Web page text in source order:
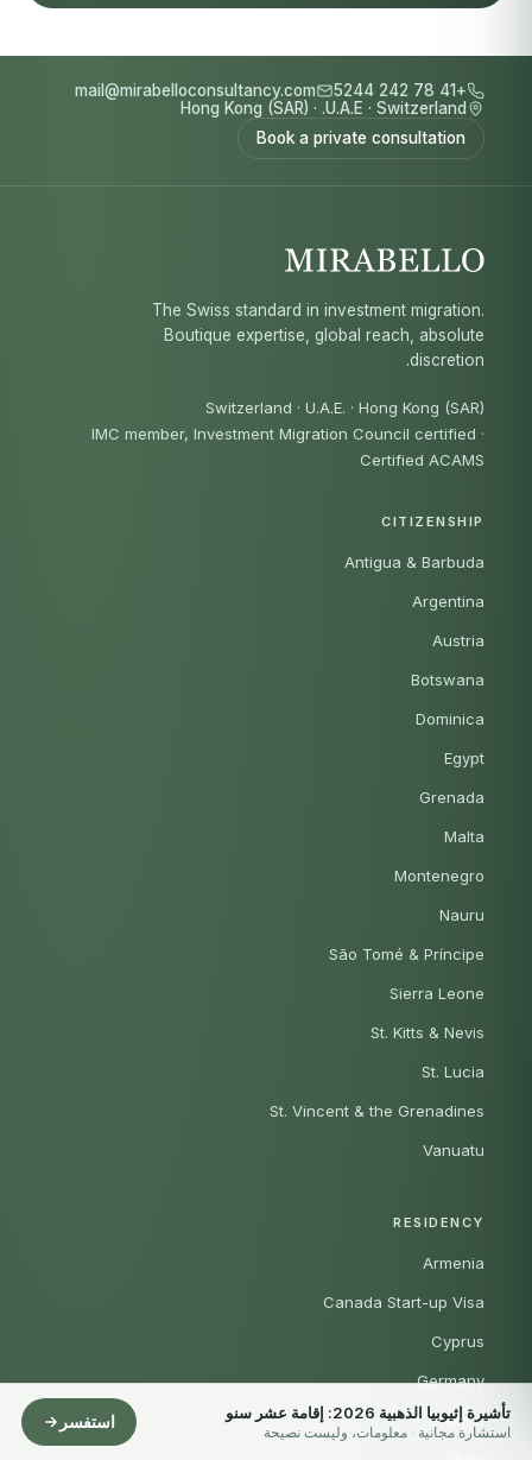
تأشيرة إثيوبيا الذهبية 2026: إقامة عشر سنو
استشارة مجانية · معلومات، وليست نصيحة
استفسر
+41 78 242 5244
mail@mirabelloconsultancy.com
Switzerland
·
U.A.E.
·
Hong Kong (SAR)
Book a private consultation
The Swiss standard in investment migration.
Boutique expertise, global reach, absolute
discretion.
Switzerland · U.A.E. · Hong Kong (SAR)
IMC member, Investment Migration Council certified ·
Certified ACAMS
CITIZENSHIP
Antigua & Barbuda
Argentina
Austria
Botswana
Dominica
Egypt
Grenada
Malta
Montenegro
Nauru
São Tomé & Príncipe
Sierra Leone
St. Kitts & Nevis
St. Lucia
St. Vincent & the Grenadines
Vanuatu
RESIDENCY
Armenia
Canada Start-up Visa
Cyprus
Germany
Greece